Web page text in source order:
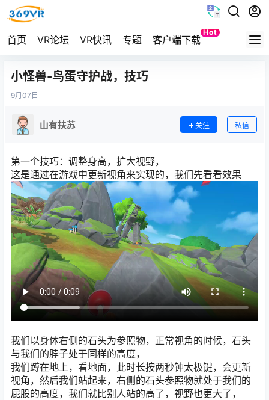
首页 VR论坛 VR快讯 专题 客户端下载
Hot
Quest
小怪兽-鸟蛋守护战，技巧
9月 07日
山有扶苏 关注 私信
第一个技巧：调整身高，扩大视野，
这是通过在游戏中更新视角来实现的，我们先看看效果
我们以身体右侧的石头为参照物，正常视角的时候，石头
与我们的脖子处于同样的高度，
我们蹲在地上，看地面，此时长按两秒钟太极键，会更新
视角，然后我们站起来，右侧的石头参照物就处于我们的
屁股的高度，我们就比别人站的高了，视野也更大了，